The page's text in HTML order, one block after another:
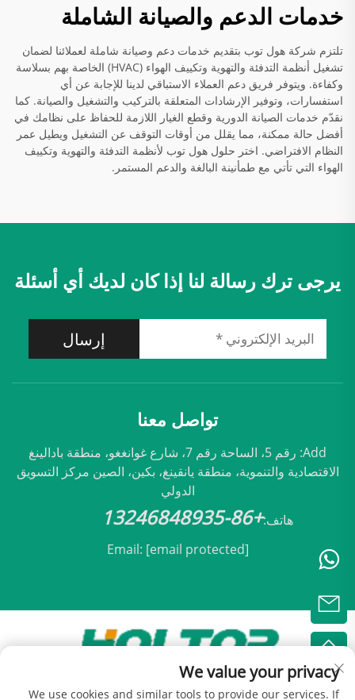
خدمات الدعم والصيانة الشاملة
تلتزم شركة هول توب بتقديم خدمات دعم وصيانة شاملة لعملائنا لضمان
تشغيل أنظمة التدفئة والتهوية وتكييف الهواء (HVAC) الخاصة بهم بسلاسة
وكفاءة. ويتوفر فريق دعم العملاء الاستباقي لدينا للإجابة عن أي
استفسارات، وتوفير الإرشادات المتعلقة بالتركيب والتشغيل والصيانة. كما
نقدّم خدمات الصيانة الدورية وقطع الغيار اللازمة للحفاظ على نظامك في
أفضل حالة ممكنة، مما يقلل من أوقات التوقف عن التشغيل ويطيل عمر
النظام الافتراضي. اختر حلول هول توب لأنظمة التدفئة والتهوية وتكييف
الهواء التي تأتي مع طمأنينة البالغة والدعم المستمر.
يرجى ترك رسالة لنا إذا كان لديك أي أسئلة
إرسال
تواصل معنا
Add: رقم 5، الساحة رقم 7، شارع غوانغغو، منطقة بادالينغ
الاقتصادية والتنموية، منطقة يانقينغ، بكين، الصين مركز التسويق
الدولي
هاتف:+86-13246848935
Email: [email protected]
حقوق النشر © 2025 مملوكة لشركة بكين هولتوب للتكيف
We value your privacy
We use cookies and similar tools to provide our services. If